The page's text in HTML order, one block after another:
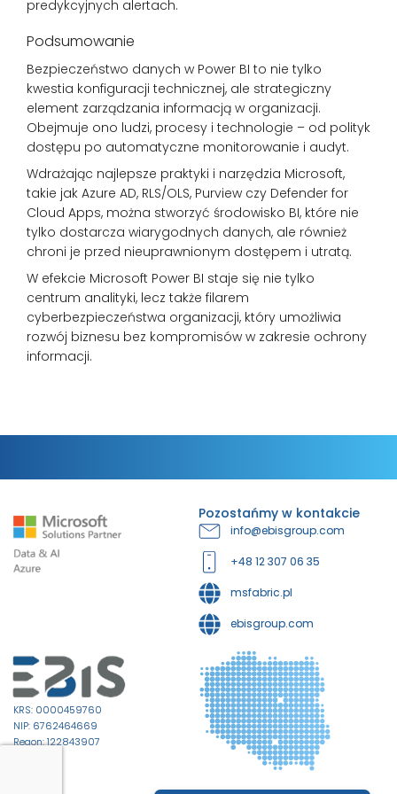
predykcyjnych alertach.
Podsumowanie
Bezpieczeństwo danych w Power BI to nie tylko
kwestia konfiguracji technicznej, ale strategiczny
element zarządzania informacją w organizacji.
Obejmuje ono ludzi, procesy i technologie – od polityk
dostępu po automatyczne monitorowanie i audyt.
Wdrażając najlepsze praktyki i narzędzia Microsoft,
takie jak Azure AD, RLS/OLS, Purview czy Defender for
Cloud Apps, można stworzyć środowisko BI, które nie
tylko dostarcza wiarygodnych danych, ale również
chroni je przed nieuprawnionym dostępem i utratą.
W efekcie Microsoft Power BI staje się nie tylko
centrum analityki, lecz także filarem
cyberbezpieczeństwa organizacji, który umożliwia
rozwój biznesu bez kompromisów w zakresie ochrony
informacji.
Pozostańmy w kontakcie
info@ebisgroup.com
+48 12 307 06 35
msfabric.pl
ebisgroup.com
KRS: 0000459760
NIP: 6762464669
Regon: 122843907